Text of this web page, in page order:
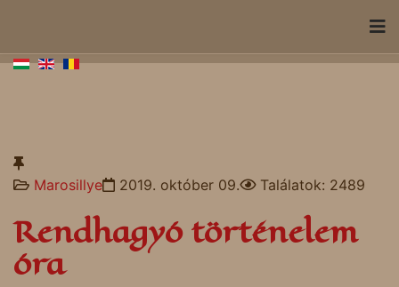
Marosillye 2019. október 09. Találatok: 2489
Rendhagyó történelem
óra